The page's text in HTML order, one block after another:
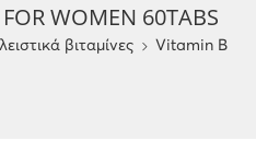
FOR WOMEN 60TABS
βιταμίνες Vitamin B